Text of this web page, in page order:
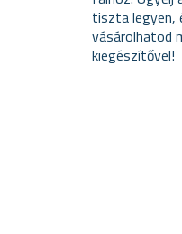
tiszta legyen,
vásárolhatod
kiegészítővel!